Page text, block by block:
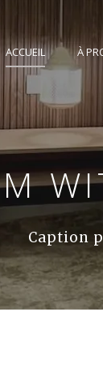
ACCUEIL À
Caption